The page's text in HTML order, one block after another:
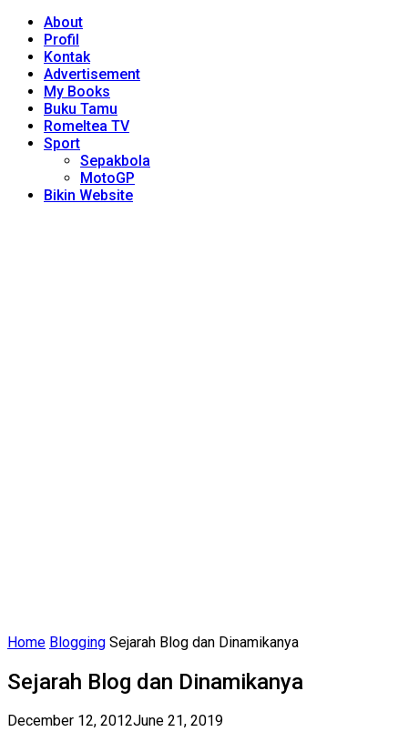
About
Profil
Kontak
Advertisement
My Books
Buku Tamu
Romeltea TV
Sport
Sepakbola
MotoGP
Bikin Website
Home Blogging Sejarah Blog dan Dinamikanya
Sejarah Blog dan Dinamikanya
December 12, 2012June 21, 2019